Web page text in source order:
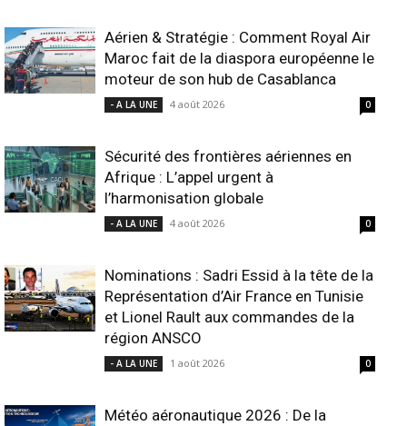
Aérien & Stratégie : Comment Royal Air
Maroc fait de la diaspora européenne le
moteur de son hub de Casablanca
- A LA UNE 4 août 2026 0
Sécurité des frontières aériennes en
Afrique : L’appel urgent à
l’harmonisation globale
- A LA UNE 4 août 2026 0
Nominations : Sadri Essid à la tête de la
Représentation d’Air France en Tunisie
et Lionel Rault aux commandes de la
région ANSCO
- A LA UNE 1 août 2026 0
Météo aéronautique 2026 : De la